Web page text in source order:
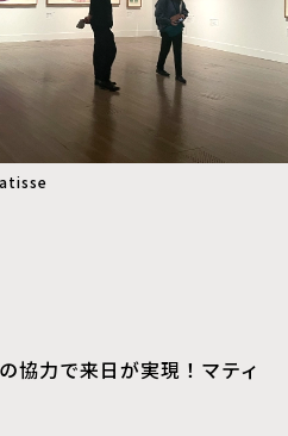
協力で来日が実現！マティ